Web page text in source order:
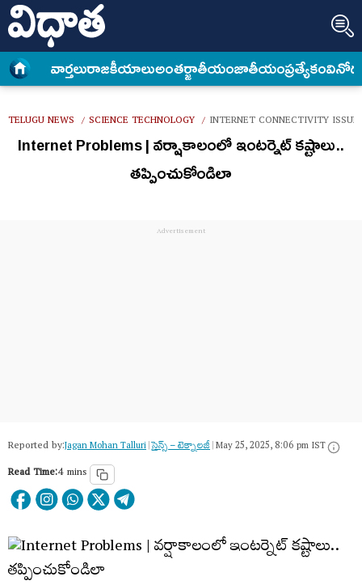
వార్త‌లురాజకీయాలుఅంత‌ర్జాతీయంజాతీయంప్రత్యేకం
TELUGU NEWS / SCIENCE TECHNOLOGY / INTERNET CONNECTIVITY
Internet Problems | వర్షాకాలంలో ఇంటర్నెట్ కష్టాలు..
తప్పించుకోండిలా
Reported by:Jagan Mohan Talluri|సైన్స్​ – టెక్నాలజీ|May 25, 2025, 8:06 pm IST
Read Time:4 mins